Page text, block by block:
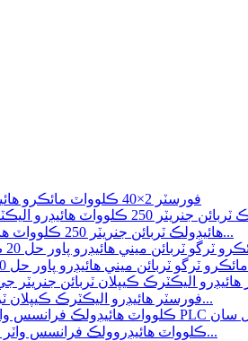
فورسٽر 2×40 ڪلوواٽ مائڪرو هائيڊرو ٽرگو ٽربائن جنريٽر
هائيڊولڪ ٽربائن جنريٽر 250 ڪلوواٽ هائيڊرو اليڪٽرڪ فرينڪ...
مائڪرو ٽرگو ٽربائن ميني هائيڊرو پاور حل 20 ڪلوواٽ-50 ڪلوواٽ
فورسٽر هائيڊرو اليڪٽرڪ ڪيپلان ٽربائن جنريٽر جي قيمت...
320 ڪلوواٽ هائيڊروولڪ فرانسس واٽر ٽربائن جنريٽر سان...